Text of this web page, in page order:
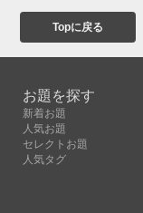
Topに戻る
お題を探す
新着お題
人気お題
セレクトお題
人気タグ